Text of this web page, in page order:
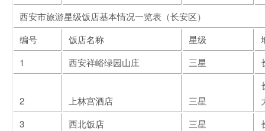
西安市旅游星级饭店基本情况一览表（长安区）
编号
饭店名称 星级
1
西安祥峪绿园山庄 三星
2 上林宫酒店 三星
3
西北饭店 三星